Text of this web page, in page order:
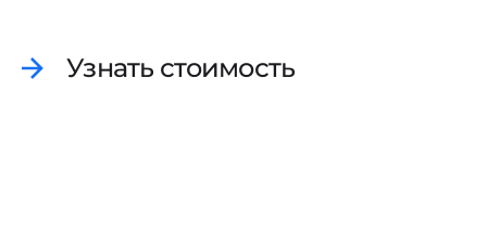
Узнать стоимость